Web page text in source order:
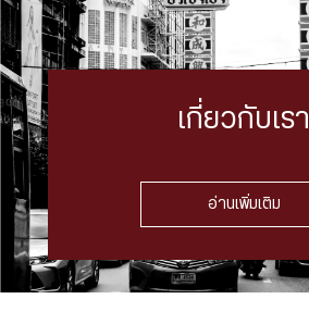
เกี่ยวกับเรา
อ่านเพิ่มเติม